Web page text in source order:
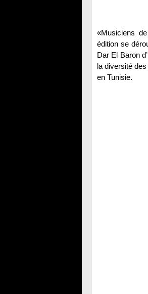
«Musiciens
édition se
Dar El Baron
la diversité
en Tunisie.